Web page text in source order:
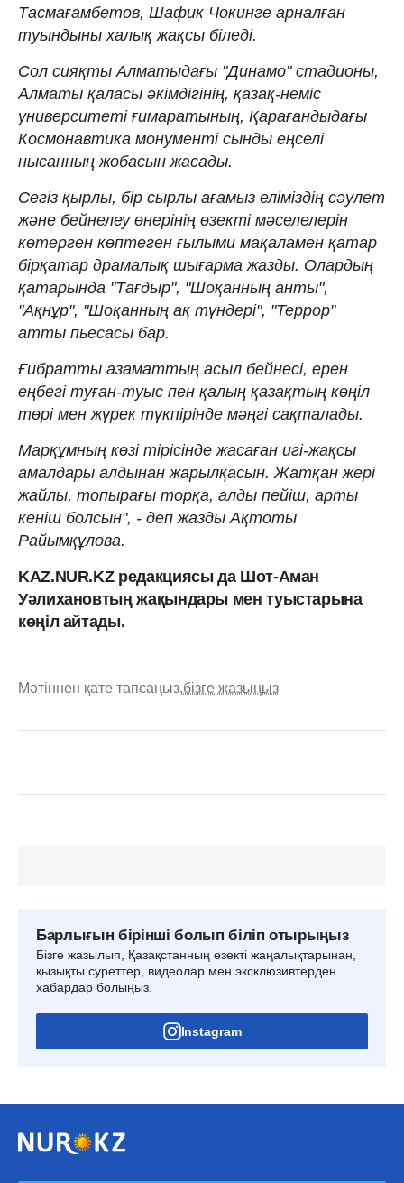
Тасмағамбетов, Шафик Чокинге арналған
туындыны халық жақсы біледі.
Сол сияқты Алматыдағы "Динамо" стадионы,
Алматы қаласы əкімдігінің, қазақ-неміс
университеті ғимаратының, Қарағандыдағы
Космонавтика монументі сынды еңселі
нысанның жобасын жасады.
Сегіз қырлы, бір сырлы ағамыз еліміздің сәулет
және бейнелеу өнерінің өзекті мәселелерін
көтерген көптеген ғылыми мақаламен қатар
бірқатар драмалық шығарма жазды. Олардың
қатарында "Тағдыр", "Шоқанның анты",
"Ақнұр", "Шоқанның ақ түндері", "Террор"
атты пьесасы бар.
Ғибратты азаматтың асыл бейнесі, ерен
еңбегі туған-туыс пен қалың қазақтың көңіл
төрі мен жүрек түкпірінде мəңгі сақталады.
Марқұмның көзі тірісінде жасаған игі-жақсы
амалдары алдынан жарылқасын. Жатқан жері
жайлы, топырағы торқа, алды пейіш, арты
кеніш болсын", - деп жазды Ақтоты
Райымқұлова.
KAZ.NUR.KZ редакциясы да Шот-Аман
Уәлихановтың жақындары мен туыстарына
көңіл айтады.
Мәтіннен қате тапсаңыз,бізге жазыңыз
Барлығын бірінші болып біліп отырыңыз
Бізге жазылып, Қазақстанның өзекті жаңалықтарынан,
қызықты суреттер, видеолар мен эксклюзивтерден
хабардар болыңыз.
Instagram